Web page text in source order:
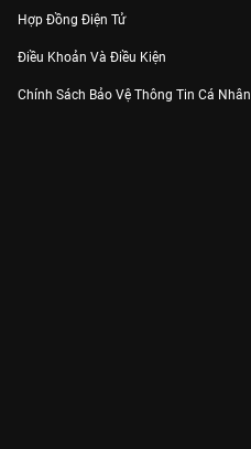
Hợp Đồng Điện Tử
Điều Khoản Và Điều Kiện
Chính Sách Bảo Vệ Thông Tin Cá Nhân